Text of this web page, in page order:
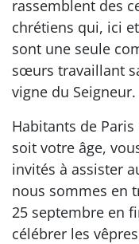
rassemblent des
chrétiens qui, ici
sont une seule
sœurs travaillant
vigne du Seigneur.
Habitants de Paris
soit votre âge,
invités à assister
nous sommes en
25 septembre en
célébrer les